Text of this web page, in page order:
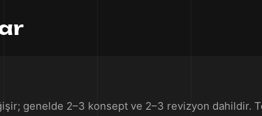
genelde 2–3 konsept ve 2–3 revizyon dahildir.